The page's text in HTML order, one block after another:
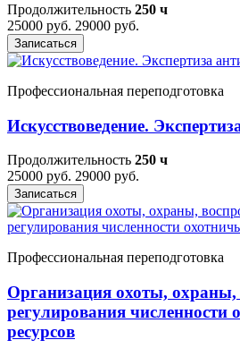
Продолжительность 250 ч
25000 руб. 29000 руб.
Записаться
Профессиональная переподготовка
Искусствоведение.
Продолжительность 250 ч
25000 руб. 29000 руб.
Записаться
Профессиональная переподготовка
Организация охоты, охраны,
регулирования численности
ресурсов